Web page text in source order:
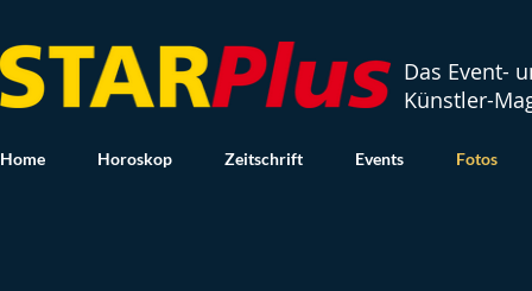
Das Event-
Künstler-
Home Horoskop Zeitschrift Events Fotos